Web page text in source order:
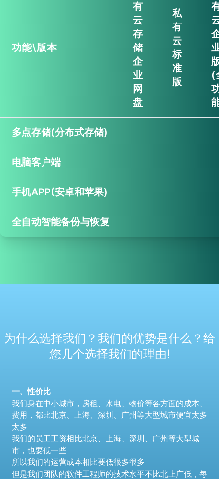
功能\版本
有
云
存
储
企
业
网
盘
私
有
云
标
准
版
(
多点存储(分布式存储)
电脑客户端
手机APP(安卓和苹果)
全自动智能备份与恢复
为什么选择我们？我们的优势是什么？给
您几个选择我们的理由!
一、性价比
我们身在中小城市，房租、水电、物价等各方面的成本、
费用，都比北京、上海、深圳、广州等大型城市便宜太多
太多
我们的员工工资相比北京、上海、深圳、广州等大型城
市，也要低一些
所以我们的运营成本相比要低很多很多
但是我们团队的软件工程师的技术水平不比北上广低，每